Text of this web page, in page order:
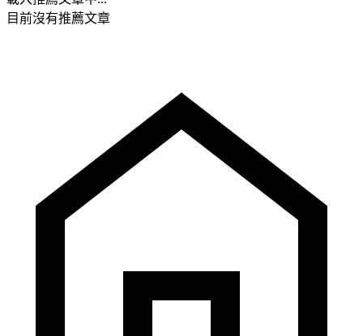
目前沒有推薦文章